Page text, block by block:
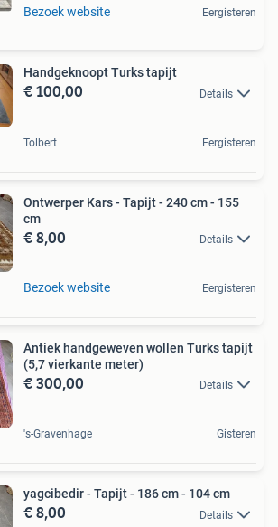
Bezoek website Eergisteren
Handgeknoopt Turks tapijt
€ 100,00 Details
Tolbert Eergisteren
Ontwerper Kars - Tapijt - 240 cm - 155
cm
€ 8,00 Details
Bezoek website Eergisteren
Antiek handgeweven wollen Turks tapijt
(5,7 vierkante meter)
€ 300,00 Details
's-Gravenhage Gisteren
yagcibedir - Tapijt - 186 cm - 104 cm
€ 8,00 Details